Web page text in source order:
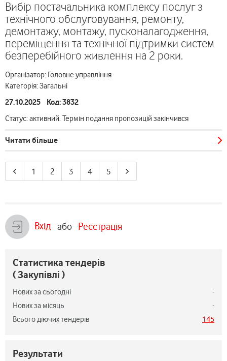
Вибір постачальника комплексу послуг з
технічного обслуговування, ремонту,
демонтажу, монтажу, пусконалагодження,
переміщення та технічної підтримки систем
безперебійного живлення на 2 роки.
Організатор: Головне управління
Категорія: Загальні
27.10.2025 Код: 3832
Статус: активний. Термін подання пропозицій закінчився
Читати більше
1 2 3 4 5
Вхід або Реєстрація
Статистика тендерів
( Закупівлі )
Нових за сьогодні
-
Нових за місяць
-
Всього діючих тендерів
145
Результати